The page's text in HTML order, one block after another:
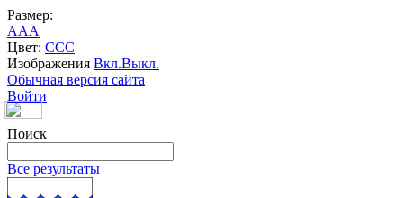
Размер:
AAA
Цвет: CCC
Изображения Вкл.Выкл.
Обычная версия сайта
Войти
Поиск
Все результаты